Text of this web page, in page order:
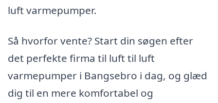
luft varmepumper.
Så hvorfor vente? Start din søgen efter
det perfekte firma til luft til luft
varmepumper i Bangsebro i dag, og glæd
dig til en mere komfortabel og